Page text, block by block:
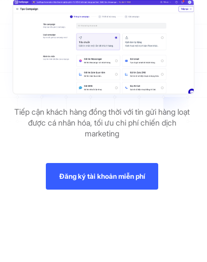
Đăng ký tài khoản miễn phí
Tiếp cận khách hàng đồng thời với tin gửi hàng loạt
được cá nhân hóa, tối ưu chi phí chiến dịch
marketing